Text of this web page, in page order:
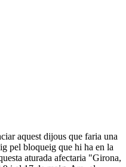
aquest dijous que faria una
pel bloqueig que hi ha en la
aturada afectaria "Girona,